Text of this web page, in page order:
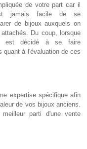
de votre part car il
jamais facile de se
de bijoux auxquels on
Du coup, lorsque
est décidé à se faire
quant à l'évaluation de ces
expertise spécifique afin
de vos bijoux anciens.
parti d'une vente